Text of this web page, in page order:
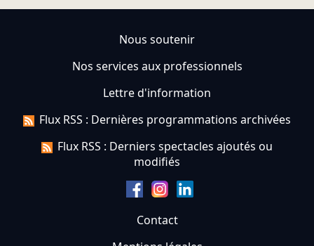
Nous soutenir
Nos services aux professionnels
Lettre d'information
Flux RSS : Dernières programmations archivées
Flux RSS : Derniers spectacles ajoutés ou
modifiés
Contact